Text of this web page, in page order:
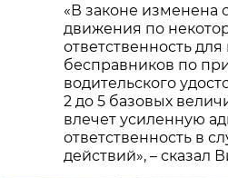
«В законе изменена
движения по
ответственность
бесправников по
водительского
2 до 5 базовых
влечет усиленную
ответственность в
действий», – сказал